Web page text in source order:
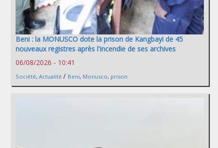
Beni : la MONUSCO dote la prison de Kangbayi de 45
nouveaux registres après l'incendie de ses archives
06/08/2026 - 10:41
Société, Actualité / Beni, Monusco, prison